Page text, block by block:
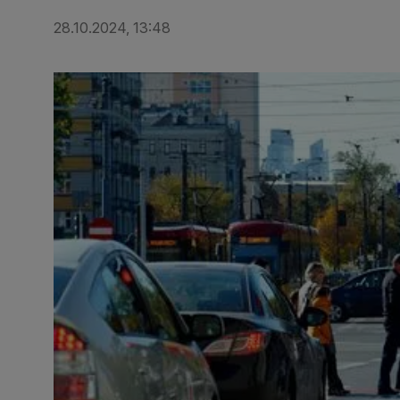
28.10.2024, 13:48